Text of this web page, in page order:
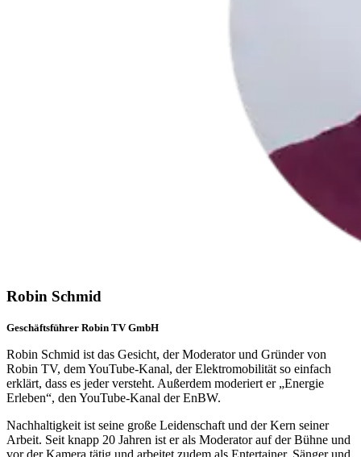
Robin Schmid
Geschäftsführer Robin TV GmbH
Robin Schmid ist das Gesicht, der Moderator und Gründer von
Robin TV, dem YouTube-Kanal, der Elektromobilität so einfach
erklärt, dass es jeder versteht. Außerdem moderiert er „Energie
Erleben“, den YouTube-Kanal der EnBW.
Nachhaltigkeit ist seine große Leidenschaft und der Kern seiner
Arbeit. Seit knapp 20 Jahren ist er als Moderator auf der Bühne und